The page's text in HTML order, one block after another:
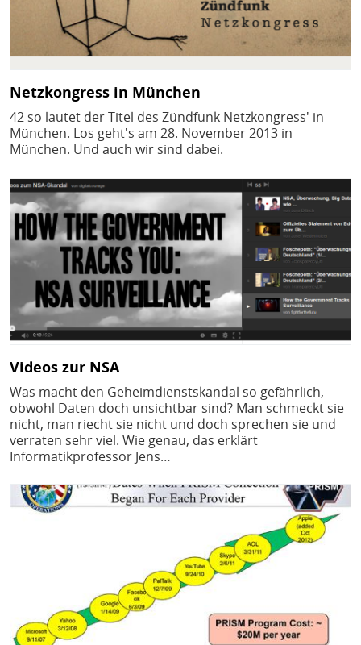
Netzkongress in München
42 so lautet der Titel des Zündfunk Netzkongress' in
München. Los geht's am 28. November 2013 in
München. Und auch wir sind dabei.
Bild
Videos zur NSA
Was macht den Geheimdienstskandal so gefährlich,
obwohl Daten doch unsichtbar sind? Man schmeckt sie
nicht, man riecht sie nicht und doch sprechen sie und
verraten sehr viel. Wie genau, das erklärt
Informatikprofessor Jens…
Bild